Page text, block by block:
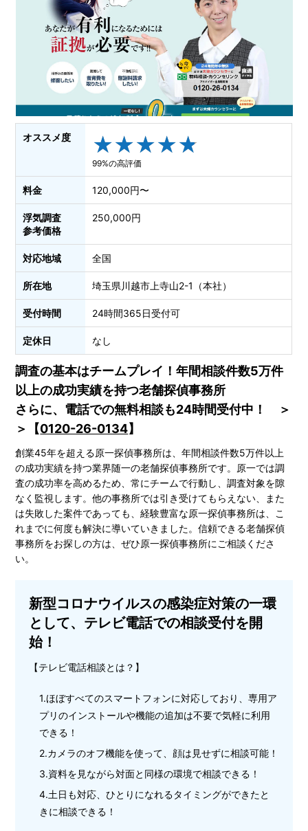
オススメ度 ★★★★★
★★★★★
99%の高評価
料金 120,000円〜
浮気調査
参考価格
250,000円
対応地域 全国
所在地 埼玉県川越市上寺山2-1（本社）
受付時間 24時間365日受付可
定休日 なし
調査の基本はチームプレイ！年間相談件数5万件
以上の成功実績を持つ老舗探偵事務所
さらに、電話での無料相談も24時間受付中！ ＞
＞【0120-26-0134】
創業45年を超える原一探偵事務所は、年間相談件数5万件以上
の成功実績を持つ業界随一の老舗探偵事務所です。原一では調
査の成功率を高めるため、常にチームで行動し、調査対象を隙
なく監視します。他の事務所では引き受けてもらえない、また
は失敗した案件であっても、経験豊富な原一探偵事務所は、こ
れまでに何度も解決に導いていきました。信頼できる老舗探偵
事務所をお探しの方は、ぜひ原一探偵事務所にご相談くださ
い。
新型コロナウイルスの感染症対策の一環
として、テレビ電話での相談受付を開
始！
【テレビ電話相談とは？】
ほぼすべてのスマートフォンに対応しており、専用ア
プリのインストールや機能の追加は不要で気軽に利用
できる！
カメラのオフ機能を使って、顔は見せずに相談可能！
資料を見ながら対面と同様の環境で相談できる！
土日も対応、ひとりになれるタイミングができたと
きに相談できる！